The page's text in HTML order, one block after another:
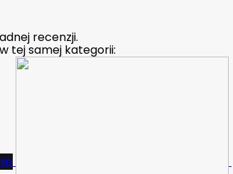
recenzji.
tej samej kategorii: